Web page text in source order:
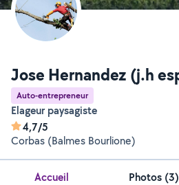
Jose Hernandez (j.h
Auto-entrepreneur
Elageur paysagiste
4,7/5
Corbas (Balmes Bourlione)
Accueil Photos (3)